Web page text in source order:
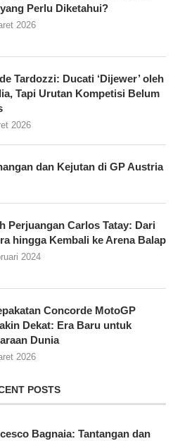
Perlu Diketahui?
2026
Tardozzi: Ducati ‘Dijewer’ oleh
Tapi Urutan Kompetisi Belum
2026
dan Kejutan di GP Austria
Perjuangan Carlos Tatay: Dari
hingga Kembali ke Arena Balap
2024
Concorde MotoGP
Dekat: Era Baru untuk
Dunia
2026
POSTS
Bagnaia: Tantangan dan